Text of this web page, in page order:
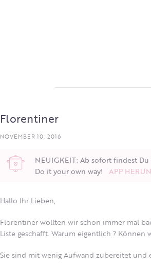
Florentiner
NOVEMBER 10, 2016
NEUIGKEIT: Ab sofort findest
Do it your own way! APP
Hallo Ihr Lieben,
Florentiner wollten wir schon immer mal
Liste geschafft. Warum eigentlich ?
Sie sind mit wenig Aufwand zubereitet und